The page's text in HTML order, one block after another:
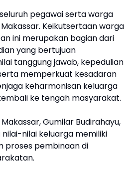
pegawai serta warga
Keikutsertaan warga
ini merupakan bagian dari
yang bertujuan
tanggung jawab, kepedulian
memperkuat kesadaran
keharmonisan keluarga
ke tengah masyarakat.
Gumilar Budirahayu,
nilai keluarga memiliki
proses pembinaan di